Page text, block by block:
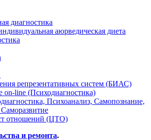
диагностика
аюрведическая диета
репрезентативных систем (БИАС)
on-line (Психодиагностика)
Психоанализ, Самопознание,
отношений (ЦТО)
и ремонта.